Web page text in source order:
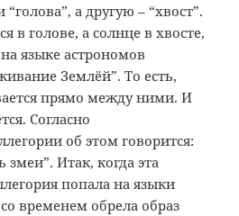
а другую – “хвост”.
в голове, а солнце в хвосте,
языке астрономов
Землёй”. То есть,
прямо между ними. И
Согласно
об этом говорится:
змеи”. Итак, когда эта
попала на языки
временем обрела образ